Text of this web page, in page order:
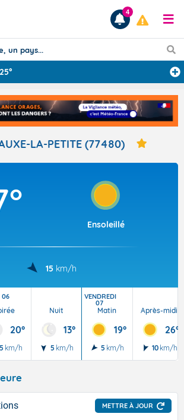
Prévisions
TOUS LES RÉSULTATS
Articles
4
25°
LA-PETITE (77480)
Ensoleillé
15 km/h
06
20°
km/h
Nuit
13°
5 km/h
VENDREDI
07
Matin
19°
5 km/h
Après-midi
26°
10 km/h
METTRE À JOUR